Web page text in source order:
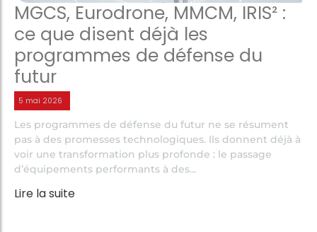
MGCS, Eurodrone, MMCM, IRIS² :
ce que disent déjà les
programmes de défense du
futur
5 mai 2026
Les programmes de défense du futur ne se résument
pas à des promesses technologiques. Ils donnent déjà à
voir une transformation plus profonde : le passage
d’équipements performants à des...
Lire la suite